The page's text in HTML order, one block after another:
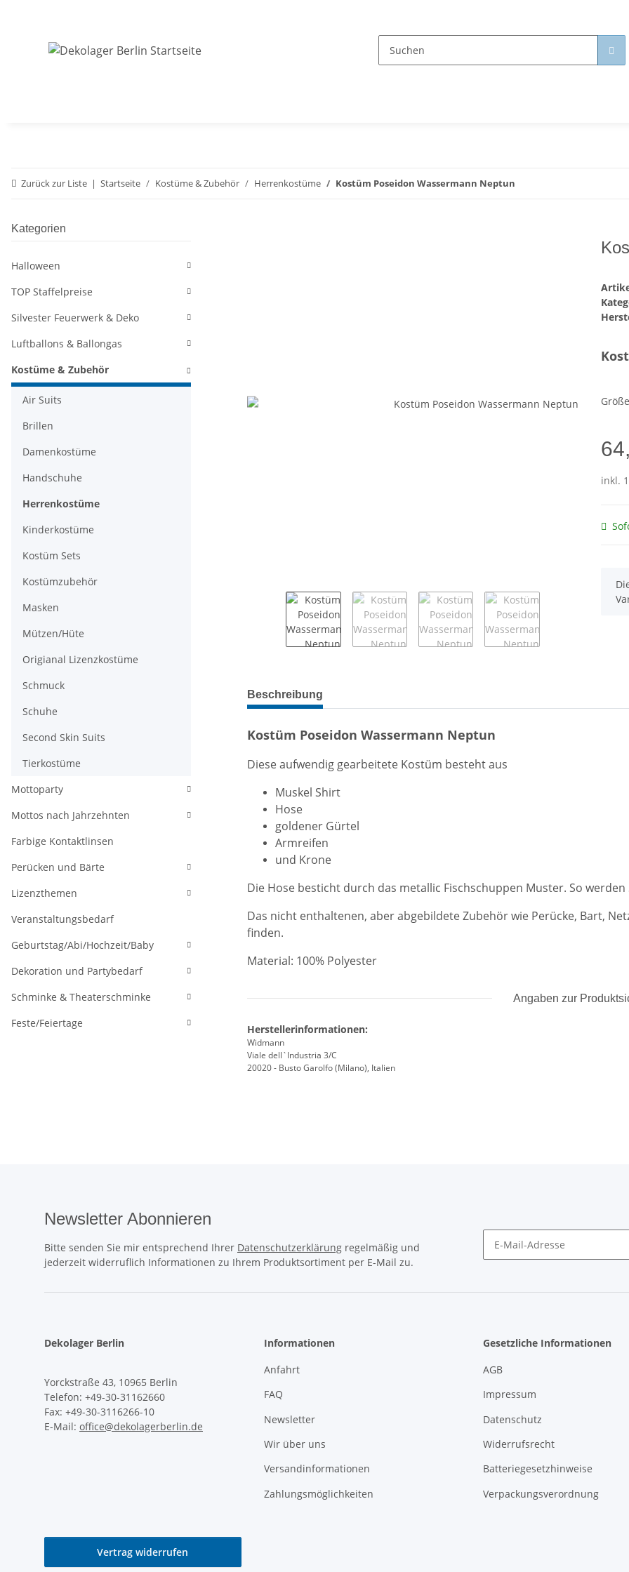
Zurück zur Liste Startseite Kostüme & Zubehör Herrenkostüme Kostüm Poseidon Wassermann Neptun
Größe
inkl.
x
weitere Registerkarten anzeigen
Beschreibung
Kostüm Poseidon Wassermann Neptun
Diese aufwendig gearbeitete Kostüm besteht aus
Muskel Shirt
Hose
goldener Gürtel
Armreifen
und Krone
Die Hose besticht durch das metallic Fischschuppen Muster. So
Das nicht enthaltenen, aber abgebildete Zubehör wie Perücke, Bart,
finden.
Material: 100% Polyester
Angaben zur
Herstellerinformationen:
Widmann
Viale dell`Industria 3/C
20020 - Busto Garolfo (Milano), Italien
Kategorien
Halloween
TOP Staffelpreise
Silvester Feuerwerk & Deko
Luftballons & Ballongas
Kostüme & Zubehör
Air Suits
Brillen
Damenkostüme
Handschuhe
Herrenkostüme
Kinderkostüme
Kostüm Sets
Kostümzubehör
Masken
Mützen/Hüte
Origianal Lizenzkostüme
Schmuck
Schuhe
Second Skin Suits
Tierkostüme
Mottoparty
Mottos nach Jahrzehnten
Farbige Kontaktlinsen
Perücken und Bärte
Lizenzthemen
Veranstaltungsbedarf
Geburtstag/Abi/Hochzeit/Baby
Dekoration und Partybedarf
Schminke & Theaterschminke
Feste/Feiertage
Newsletter Abonnieren
Bitte senden Sie mir entsprechend Ihrer Datenschutzerklärung regelmäßig und
jederzeit widerruflich Informationen zu Ihrem Produktsortiment per E-Mail zu.
Dekolager Berlin
Yorckstraße 43, 10965 Berlin
Telefon: +49-30-31162660
Fax: +49-30-3116266-10
E-Mail: office@dekolagerberlin.de
Informationen
Anfahrt
FAQ
Newsletter
Wir über uns
Versandinformationen
Zahlungsmöglichkeiten
Gesetzliche Informationen
AGB
Impressum
Datenschutz
Widerrufsrecht
Batteriegesetzhinweise
Verpackungsverordnung
Vertrag widerrufen